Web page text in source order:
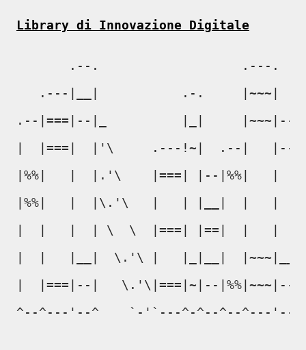
Library di Innovazione Digitale
       .--.                   .---.
   .---|__|           .-.     |~~~|
.--|===|--|_          |_|     |~~~|--.
|  |===|  |'\     .---!~|  .--|   |--|
|%%|   |  |.'\    |===| |--|%%|   |  |
|%%|   |  |\.'\   |   | |__|  |   |  |
|  |   |  | \  \  |===| |==|  |   |  |
|  |   |__|  \.'\ |   |_|__|  |~~~|__|
|  |===|--|   \.'\|===|~|--|%%|~~~|--|
^--^---'--^    `-'`---^-^--^--^---'--'